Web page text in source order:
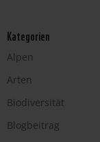
Kategorien
Alpen
Arten
Biodiversität
Blogbeitrag